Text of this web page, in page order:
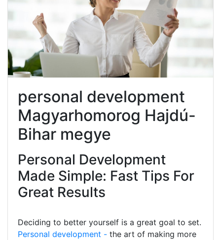
personal development
Magyarhomorog Hajdú-
Bihar megye
Personal Development
Made Simple: Fast Tips For
Great Results
Deciding to better yourself is a great goal to set.
Personal development - the art of making more